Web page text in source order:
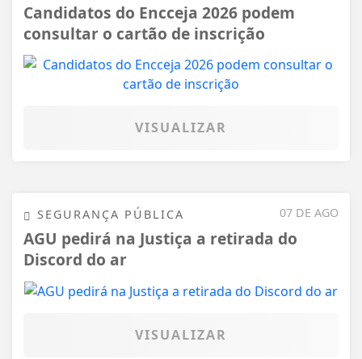
Candidatos do Encceja 2026 podem
consultar o cartão de inscrição
VISUALIZAR
07 DE AGO
SEGURANÇA PÚBLICA
AGU pedirá na Justiça a retirada do
Discord do ar
VISUALIZAR